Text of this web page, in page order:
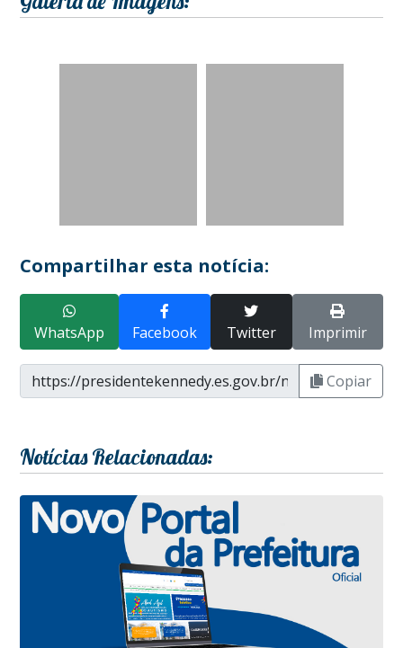
Compartilhar esta notícia:
WhatsApp Facebook Twitter Imprimir
Copiar
Notícias Relacionadas: